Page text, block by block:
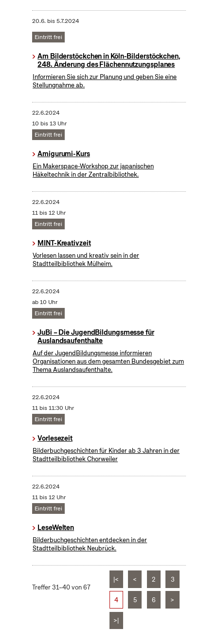
20.6. bis5.7.2024
Eintritt frei
Am Bilderstöckchen in Köln-Bilderstöckchen,
248. Änderung des Flächennutzungsplanes
Informieren Sie sich zur Planung und geben Sie eine
Stellungnahme ab.
22.6.2024
10 bis 13 Uhr
Eintritt frei
Amigurumi-Kurs
Ein Makerspace-Workshop zur japanischen
Häkeltechnik in der Zentralbibliothek.
22.6.2024
11 bis 12 Uhr
Eintritt frei
MINT-Kreativzeit
Vorlesen lassen und kreativ sein in der
Stadtteilbibliothek Mülheim.
22.6.2024
ab 10 Uhr
Eintritt frei
JuBi – Die JugendBildungsmesse für
Auslandsaufenthalte
Auf der JugendBildungsmesse informieren
Organisationen aus dem gesamten Bundesgebiet zum
Thema Auslandsaufenthalte.
22.6.2024
11 bis 11:30 Uhr
Eintritt frei
Vorlesezeit
Bilderbuchgeschichten für Kinder ab 3 Jahren in der
Stadtteilbibliothek Chorweiler
22.6.2024
11 bis 12 Uhr
Eintritt frei
LeseWelten
Bilderbuchgeschichten entdecken in der
Stadtteilbibliothek Neubrück.
Treffer 31–40 von 67
|< < 2 3
4 5 6 >
>|